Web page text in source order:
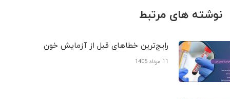
نوشته های مرتبط
رایج‌ترین خطاهای قبل از آزمایش خون
11 مرداد 1405